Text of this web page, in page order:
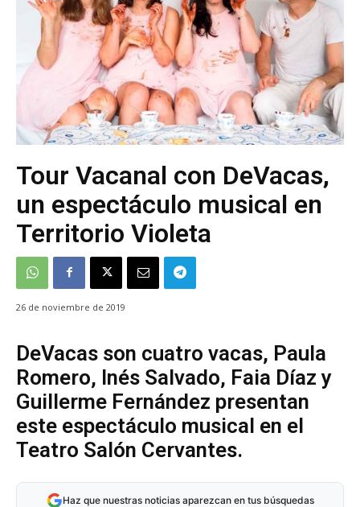
Tour Vacanal con DeVacas,
un espectáculo musical en
Territorio Violeta
26 de noviembre de 2019
DeVacas son cuatro vacas, Paula
Romero, Inés Salvado, Faia Díaz y
Guillerme Fernández presentan
este espectáculo musical en el
Teatro Salón Cervantes.
Haz que nuestras noticias aparezcan en tus búsquedas